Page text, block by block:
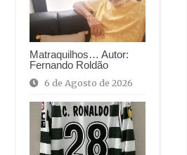
Matraquilhos… Autor:
Fernando Roldão
6 de Agosto de 2026